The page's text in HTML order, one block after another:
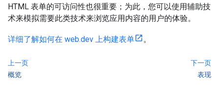
HTML 表单的可访问性也很重要；为此，您可以使用辅助技
术来模拟需要此类技术来浏览应用内容的用户的体验。
详细了解如何在 web.dev 上构建表单 。
上一页
概览
下一页
表现